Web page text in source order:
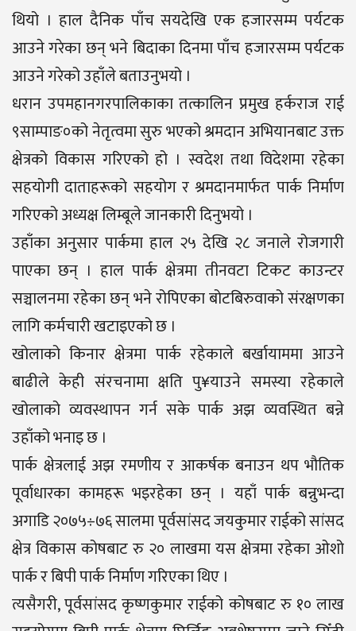
थियो । हाल दैनिक पाँच सयदेखि एक हजारसम्म पर्यटक
आउने गरेका छन् भने बिदाका दिनमा पाँच हजारसम्म पर्यटक
आउने गरेको उहाँले बताउनुभयो ।
धरान उपमहानगरपालिकाका तत्कालिन प्रमुख हर्कराज राई
९साम्पाङ०को नेतृत्वमा सुरु भएको श्रमदान अभियानबाट उक्त
क्षेत्रको विकास गरिएको हो । स्वदेश तथा विदेशमा रहेका
सहयोगी दाताहरूको सहयोग र श्रमदानमार्फत पार्क निर्माण
गरिएको अध्यक्ष लिम्बूले जानकारी दिनुभयो ।
उहाँका अनुसार पार्कमा हाल २५ देखि २८ जनाले रोजगारी
पाएका छन् । हाल पार्क क्षेत्रमा तीनवटा टिकट काउन्टर
सञ्चालनमा रहेका छन् भने रोपिएका बोटबिरुवाको संरक्षणका
लागि कर्मचारी खटाइएको छ ।
खोलाको किनार क्षेत्रमा पार्क रहेकाले बर्खायाममा आउने
बाढीले केही संरचनामा क्षति पु¥याउने समस्या रहेकाले
खोलाको व्यवस्थापन गर्न सके पार्क अझ व्यवस्थित बन्ने
उहाँको भनाइ छ ।
पार्क क्षेत्रलाई अझ रमणीय र आकर्षक बनाउन थप भौतिक
पूर्वाधारका कामहरू भइरहेका छन् । यहाँ पार्क बन्नुभन्दा
अगाडि २०७५÷७६ सालमा पूर्वसांसद जयकुमार राईको सांसद
क्षेत्र विकास कोषबाट रु २० लाखमा यस क्षेत्रमा रहेका ओशो
पार्क र बिपी पार्क निर्माण गरिएका थिए ।
त्यसैगरी, पूर्वसांसद कृष्णकुमार राईको कोषबाट रु १० लाख